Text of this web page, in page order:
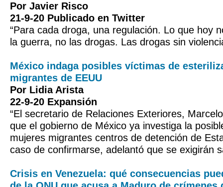
Por Javier Risco
21-9-20 Publicado en Twitter
“Para cada droga, una regulación. Lo que hoy
la guerra, no las drogas. Las drogas sin
México indaga posibles víctimas de
migrantes de EEUU
Por Lidia Arista
22-9-20 Expansión
“El secretario de Relaciones Exteriores,
que el gobierno de México ya investiga la
mujeres migrantes centros de detención de
caso de confirmarse, adelantó que se exigirán
Crisis en Venezuela: qué consecuencias